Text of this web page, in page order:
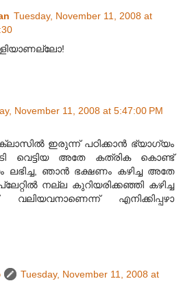
Tuesday, November 11, 2008 at
November 11, 2008 at 5:47:00 PM
ഇരുന്ന് പഠിക്കാൻ ഭ്യാഗ്യം
വെട്ടിയ അതേ കത്രിക കൊണ്ട്
ലഭിച്ച, ഞാൻ ഭക്ഷണം കഴിച്ച അതേ
നല്ല കുറിയരിക്കഞ്ഞി കഴിച്ച
എനിക്കിപ്പഴാ
Tuesday, November 11, 2008 at